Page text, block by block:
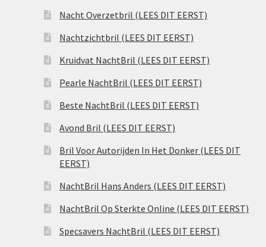
Nacht Overzetbril (LEES DIT EERST)
Nachtzichtbril (LEES DIT EERST)
Kruidvat NachtBril (LEES DIT EERST)
Pearle NachtBril (LEES DIT EERST)
Beste NachtBril (LEES DIT EERST)
Avond Bril (LEES DIT EERST)
Bril Voor Autorijden In Het Donker (LEES DIT
EERST)
NachtBril Hans Anders (LEES DIT EERST)
NachtBril Op Sterkte Online (LEES DIT EERST)
Specsavers NachtBril (LEES DIT EERST)